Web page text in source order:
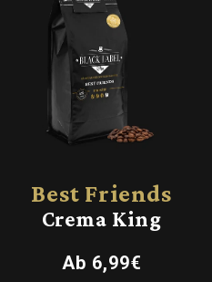
Best Friends
Crema King
Normaler
Ab 6,99€